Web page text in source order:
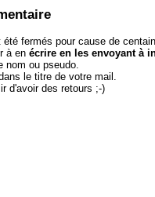
été fermés pour cause de
à en écrire en les envoyant à
nom ou pseudo.
le titre de votre mail.
d'avoir des retours ;-)